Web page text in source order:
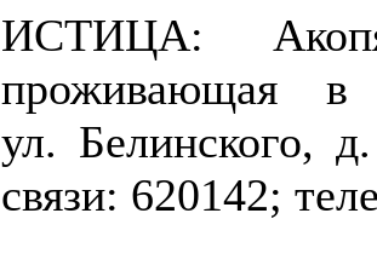
ИСТИЦА:
проживающая в
ул. Белинского,
связи: 620142;